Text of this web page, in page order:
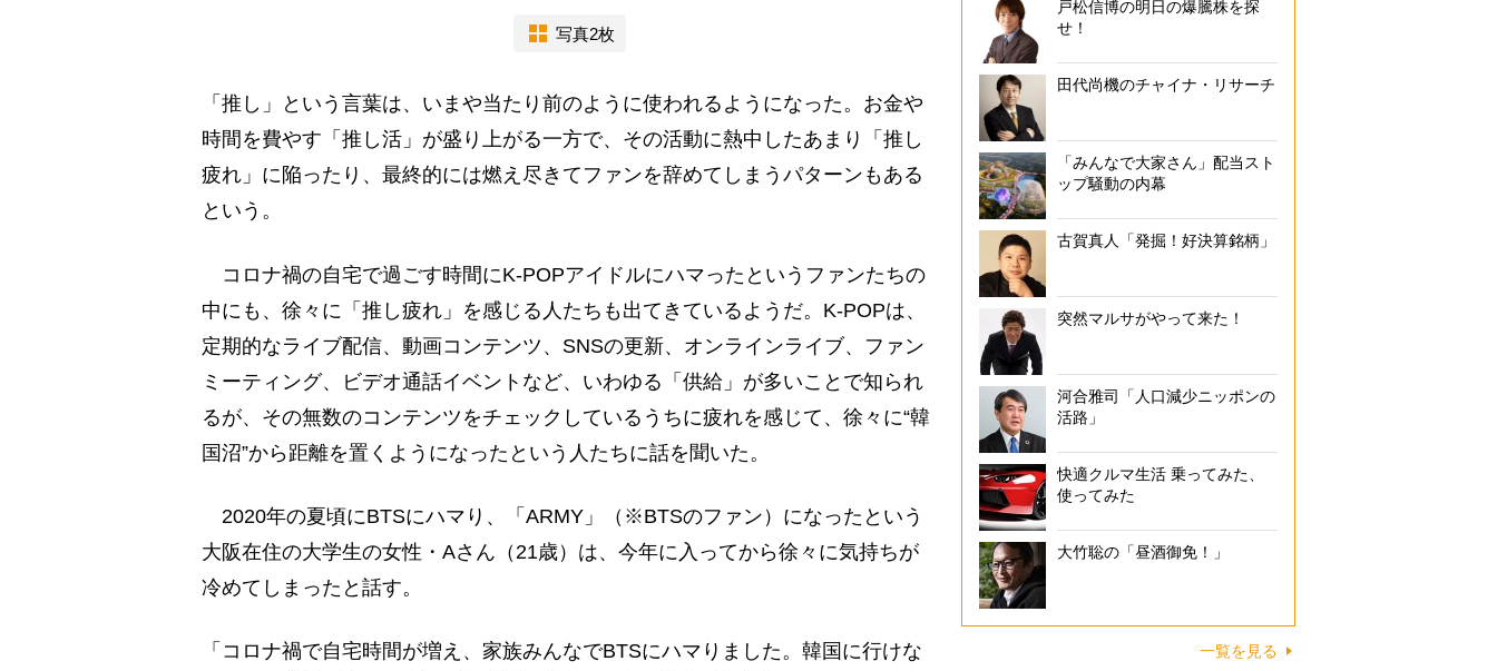
写真2枚
「推し」という言葉は、いまや当たり前のように使われるようになった。お金や
時間を費やす「推し活」が盛り上がる一方で、その活動に熱中したあまり「推し
疲れ」に陥ったり、最終的には燃え尽きてファンを辞めてしまうパターンもある
という。
コロナ禍の自宅で過ごす時間にK-POPアイドルにハマったというファンたちの
中にも、徐々に「推し疲れ」を感じる人たちも出てきているようだ。K-POPは、
定期的なライブ配信、動画コンテンツ、SNSの更新、オンラインライブ、ファン
ミーティング、ビデオ通話イベントなど、いわゆる「供給」が多いことで知られ
るが、その無数のコンテンツをチェックしているうちに疲れを感じて、徐々に“韓
国沼”から距離を置くようになったという人たちに話を聞いた。
2020年の夏頃にBTSにハマり、「ARMY」（※BTSのファン）になったという
大阪在住の大学生の女性・Aさん（21歳）は、今年に入ってから徐々に気持ちが
冷めてしまったと話す。
「コロナ禍で自宅時間が増え、家族みんなでBTSにハマりました。韓国に行けな
戸松信博の明日の爆騰株を探
せ！
田代尚機のチャイナ・リサーチ
「みんなで大家さん」配当スト
ップ騒動の内幕
古賀真人「発掘！好決算銘柄」
突然マルサがやって来た！
河合雅司「人口減少ニッポンの
活路」
快適クルマ生活 乗ってみた、
使ってみた
大竹聡の「昼酒御免！」
一覧を見る